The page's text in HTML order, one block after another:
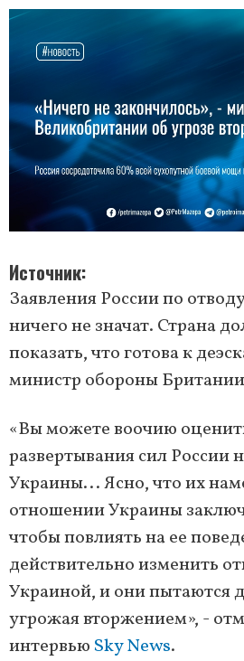
Источник
Заявления России по
ничего не значат. Страна
показать, что готова к
министр обороны
«Вы можете воочию
развертывания сил России
Украины... Ясно, что их
отношении Украины
чтобы повлиять на ее
действительно изменить
Украиной, и они пытаются
угрожая вторжением», -
интервью Sky News.